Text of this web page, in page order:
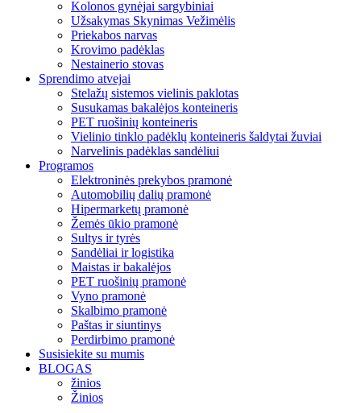
Kolonos gynėjai sargybiniai
Užsakymas Skynimas Vežimėlis
Priekabos narvas
Krovimo padėklas
Nestainerio stovas
Sprendimo atvejai
Stelažų sistemos vielinis paklotas
Susukamas bakalėjos konteineris
PET ruošinių konteineris
Vielinio tinklo padėklų konteineris šaldytai žuviai
Narvelinis padėklas sandėliui
Programos
Elektroninės prekybos pramonė
Automobilių dalių pramonė
Hipermarketų pramonė
Žemės ūkio pramonė
Sultys ir tyrės
Sandėliai ir logistika
Maistas ir bakalėjos
PET ruošinių pramonė
Vyno pramonė
Skalbimo pramonė
Paštas ir siuntinys
Perdirbimo pramonė
Susisiekite su mumis
BLOGAS
žinios
Žinios